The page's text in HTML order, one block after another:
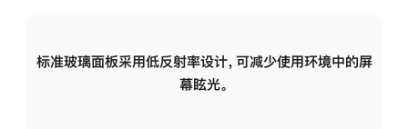
标准玻璃面板采用低反射率设计，可减少使用环境中的屏
幕眩光。